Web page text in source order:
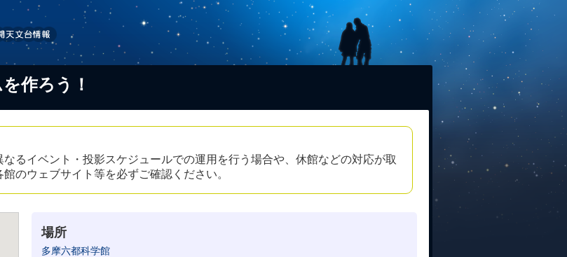
作ろう！
るイベント・投影スケジュールでの運用を行う場合や、休館などの対応が取
のウェブサイト等を必ずご確認ください。
場所
多摩六都科学館